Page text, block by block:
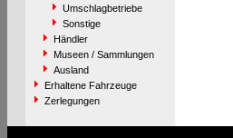
Umschlagbetriebe
Sonstige
Händler
Museen / Sammlungen
Ausland
Erhaltene Fahrzeuge
Zerlegungen